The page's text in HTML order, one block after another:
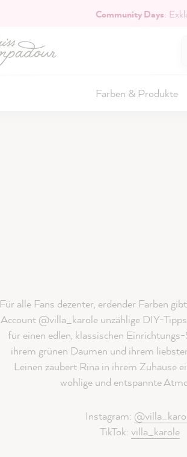
Community Days:
Farben & Produkte
Für alle Fans dezenter, erdender Farben
Account @villa_karole unzählige DIY-
für einen edlen, klassischen
ihrem grünen Daumen und ihrem
Leinen zaubert Rina in ihrem Zuhause
wohlige und entspannte
Instagram:
TikTok: villa_karole